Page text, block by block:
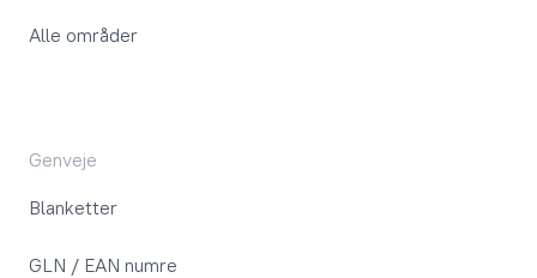
Alle områder
Genveje
Blanketter
GLN / EAN numre